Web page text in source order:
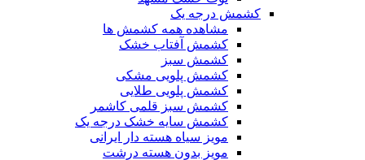
کشمش درجه یک
مشاهده همه کشمش ها
کشمش آفتاب خشک
کشمش سبز
کشمش پلویی مشکی
کشمش پلویی طلایی
کشمش سبز قلمی کاشمر
کشمش سایه خشک درجه یک
مویز سیاه هسته دار ایرانی
مویز بدون هسته درشت